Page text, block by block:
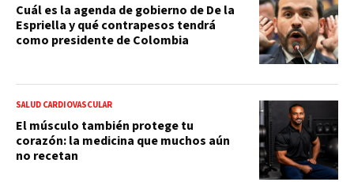
Cuál es la agenda de gobierno de De la
Espriella y qué contrapesos tendrá
como presidente de Colombia
SALUD CARDIOVASCULAR
El músculo también protege tu
corazón: la medicina que muchos aún
no recetan